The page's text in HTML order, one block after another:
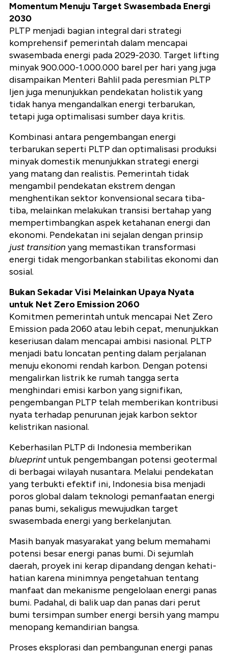
Momentum Menuju Target Swasembada Energi
2030
PLTP menjadi bagian integral dari strategi
komprehensif pemerintah dalam mencapai
swasembada energi pada 2029-2030. Target lifting
minyak 900.000-1.000.000 barel per hari yang juga
disampaikan Menteri Bahlil pada peresmian PLTP
Ijen juga menunjukkan pendekatan holistik yang
tidak hanya mengandalkan energi terbarukan,
tetapi juga optimalisasi sumber daya kritis.
Kombinasi antara pengembangan energi
terbarukan seperti PLTP dan optimalisasi produksi
minyak domestik menunjukkan strategi energi
yang matang dan realistis. Pemerintah tidak
mengambil pendekatan ekstrem dengan
menghentikan sektor konvensional secara tiba-
tiba, melainkan melakukan transisi bertahap yang
mempertimbangkan aspek ketahanan energi dan
ekonomi. Pendekatan ini sejalan dengan prinsip
just transitionyang memastikan transformasi
energi tidak mengorbankan stabilitas ekonomi dan
sosial.
Bukan Sekadar Visi Melainkan Upaya Nyata
untuk Net Zero Emission 2060
Komitmen pemerintah untuk mencapai Net Zero
Emission pada 2060 atau lebih cepat, menunjukkan
keseriusan dalam mencapai ambisi nasional. PLTP
menjadi batu loncatan penting dalam perjalanan
menuju ekonomi rendah karbon. Dengan potensi
mengalirkan listrik ke rumah tangga serta
menghindari emisi karbon yang signifikan,
pengembangan PLTP telah memberikan kontribusi
nyata terhadap penurunan jejak karbon sektor
kelistrikan nasional.
Keberhasilan PLTP di Indonesia memberikan
blueprintuntuk pengembangan potensi geotermal
di berbagai wilayah nusantara. Melalui pendekatan
yang terbukti efektif ini, Indonesia bisa menjadi
poros global dalam teknologi pemanfaatan energi
panas bumi, sekaligus mewujudkan target
swasembada energi yang berkelanjutan.
Masih banyak masyarakat yang belum memahami
potensi besar energi panas bumi. Di sejumlah
daerah, proyek ini kerap dipandang dengan kehati-
hatian karena minimnya pengetahuan tentang
manfaat dan mekanisme pengelolaan energi panas
bumi. Padahal, di balik uap dan panas dari perut
bumi tersimpan sumber energi bersih yang mampu
menopang kemandirian bangsa.
Proses eksplorasi dan pembangunan energi panas